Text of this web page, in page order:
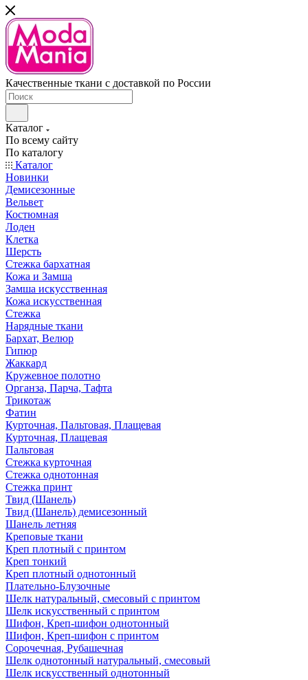
Качественные ткани с доставкой по России
Каталог
По всему сайту
По каталогу
Каталог
Новинки
Демисезонные
Вельвет
Костюмная
Лоден
Клетка
Шерсть
Стежка бархатная
Кожа и Замша
Замша искусственная
Кожа искусственная
Стежка
Нарядные ткани
Бархат, Велюр
Гипюр
Жаккард
Кружевное полотно
Органза, Парча, Тафта
Трикотаж
Фатин
Курточная, Пальтовая, Плащевая
Курточная, Плащевая
Пальтовая
Стежка курточная
Стежка однотонная
Стежка принт
Твид (Шанель)
Твид (Шанель) демисезонный
Шанель летняя
Креповые ткани
Креп плотный с принтом
Креп тонкий
Креп плотный однотонный
Плательно-Блузочные
Шелк натуральный, смесовый с принтом
Шелк искусственный с принтом
Шифон, Креп-шифон однотонный
Шифон, Креп-шифон с принтом
Сорочечная, Рубашечная
Шелк однотонный натуральный, смесовый
Шелк искусственный однотонный